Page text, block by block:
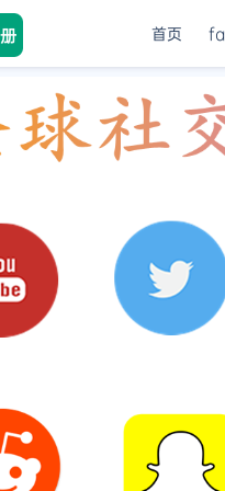
首页